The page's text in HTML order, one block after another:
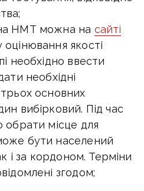
НМТ можна на сайті
якості
необхідно ввести
необхідні
основних
вибірковий. Під час
обрати місце для
бути населений
і за кордоном. Терміни
згодом;